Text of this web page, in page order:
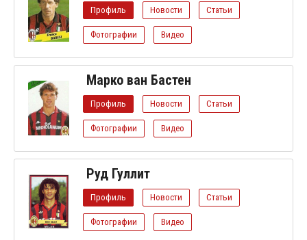
Профиль Новости Статьи
Фотографии Видео
Марко ван Бастен
Профиль Новости Статьи
Фотографии Видео
Руд Гуллит
Профиль Новости Статьи
Фотографии Видео